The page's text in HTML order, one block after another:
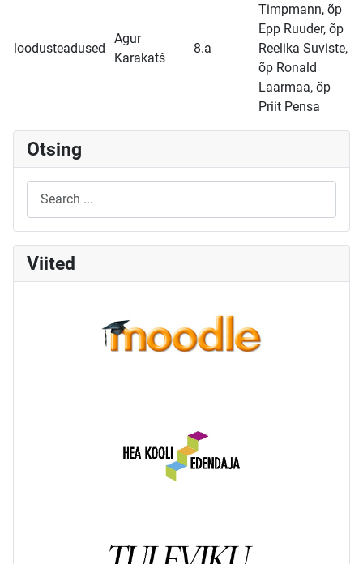
loodusteadused
Agur
Karakatš
8.a
Timpmann, õp
Epp Ruuder, õp
Reelika Suviste,
õp Ronald
Laarmaa, õp
Priit Pensa
Otsing
Viited